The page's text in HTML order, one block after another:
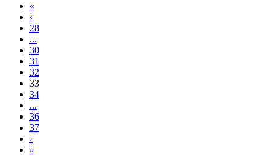
«
‹
28
...
30
31
32
33
34
...
36
37
›
»